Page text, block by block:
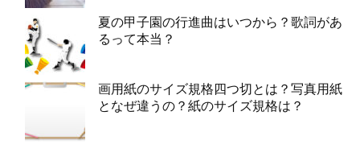
夏の甲子園の行進曲はいつから？歌詞があ
るって本当？
画用紙のサイズ規格四つ切とは？写真用紙
となぜ違うの？紙のサイズ規格は？